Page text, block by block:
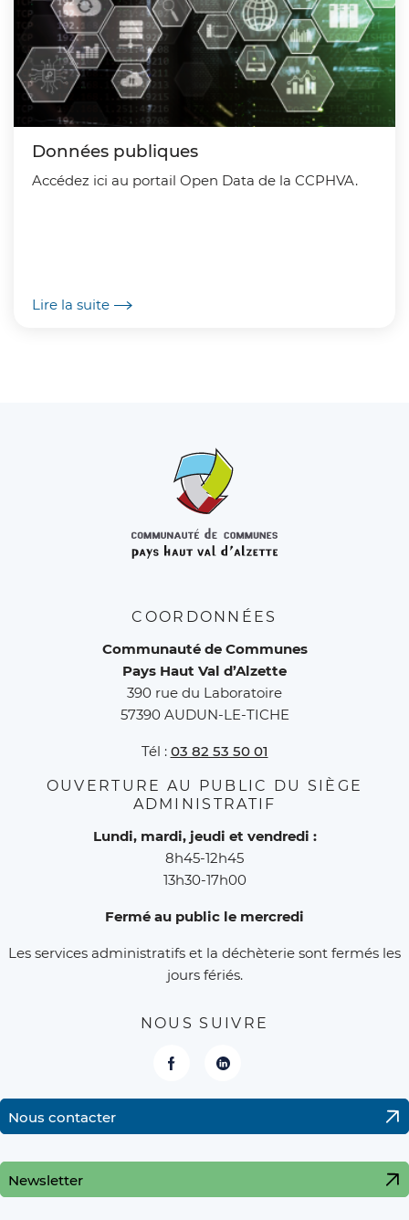
Données publiques
Accédez ici au portail Open Data de la CCPHVA.
Lire la suite
COORDONNÉES
Communauté de Communes
Pays Haut Val d’Alzette
390 rue du Laboratoire
57390 AUDUN-LE-TICHE
Tél : 03 82 53 50 01
OUVERTURE AU PUBLIC DU SIÈGE
ADMINISTRATIF
Lundi, mardi, jeudi et vendredi :
8h45-12h45
13h30-17h00
Fermé au public le mercredi
Les services administratifs et la déchèterie sont fermés les
jours fériés.
NOUS SUIVRE
FacebookLinkedIn
Nous contacter
Newsletter